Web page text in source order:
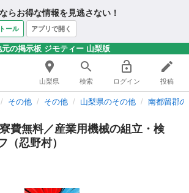
らお得な情報を見逃さない！
ール アプリで開く
元の掲示板 ジモティー 山梨版
山梨県 検索 ログイン 投稿
その他 その他 山梨県のその他 南都留郡
費無料／産業用機械の組立・検
（忍野村）